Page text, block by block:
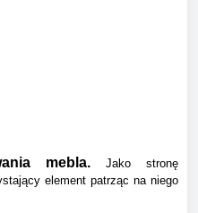
mebla.
Jako stronę
element patrząc na niego